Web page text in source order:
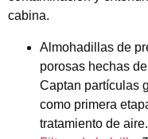
cabina.
Almohadillas de
porosas hechas
Captan partículas
como primera
tratamiento de